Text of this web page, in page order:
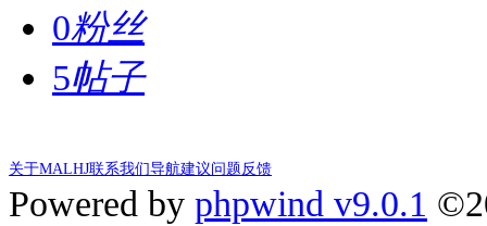
0粉丝
5帖子
关于MALHJ联系我们导航建议问题反馈
Powered by phpwind v9.0.1